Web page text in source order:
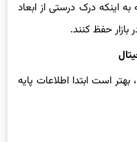
بازار حفظ کنند.
، بهتر است ابتدا اطلاعات پایه
متمرکز در فضای مجازی